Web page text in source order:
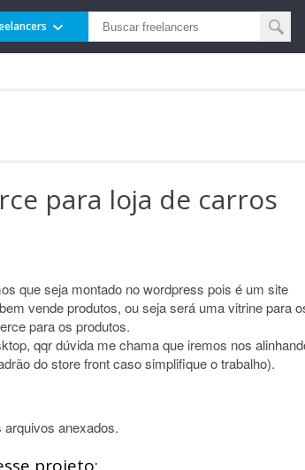
para loja de carros
que seja montado no wordpress pois é um site
vende produtos, ou seja será uma vitrine para
para os produtos.
qqr dúvida me chama que iremos nos
do store front caso simplifique o trabalho).
arquivos anexados.